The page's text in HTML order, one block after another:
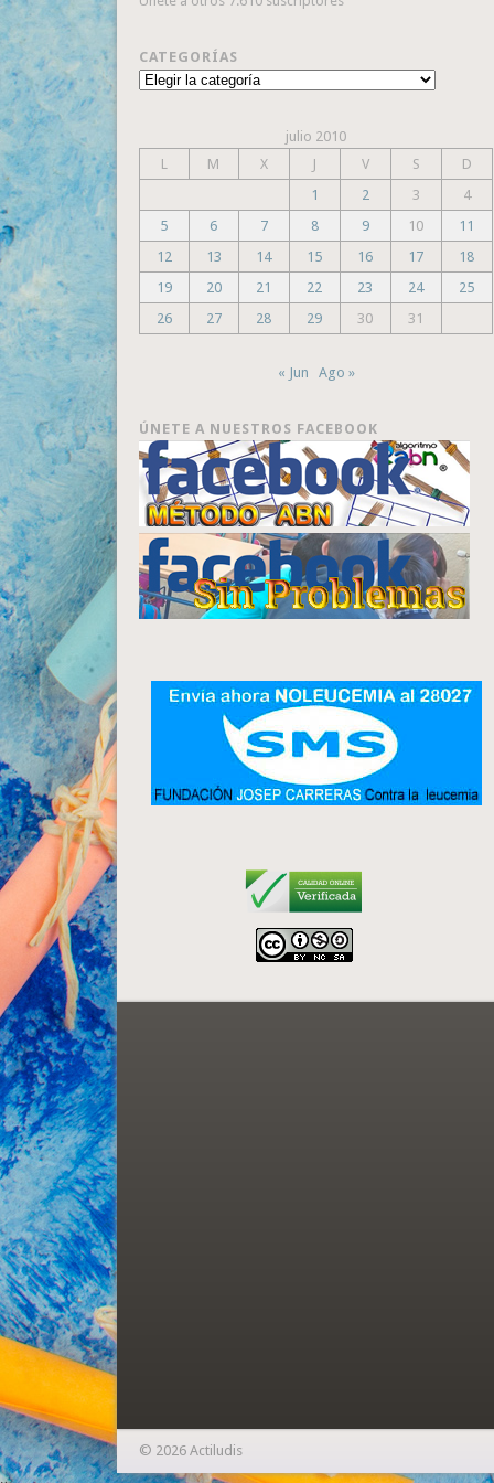
CATEGORÍAS
Categorías
julio 2010
L
M X J V S
D
1
2 3
4
5
6 7 8 9 10
11
12
13 14 15 16 17
18
19
20 21 22 23 24
25
26
27 28 29 30 31
« Jun Ago »
ÚNETE A NUESTROS FACEBOOK
© 2026 Actiludis